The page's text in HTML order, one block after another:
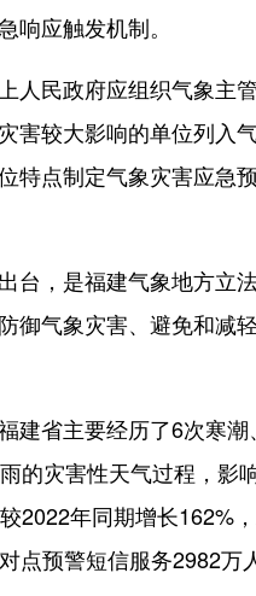
响应触发机制。
民政府应组织气象主
害较大影响的单位列入
特点制定气象灾害应急
，是福建气象地方立
御气象灾害、避免和减
省主要经历了6次寒潮
的灾害性天气过程，
2022年同期增长162%
点预警短信服务2982万